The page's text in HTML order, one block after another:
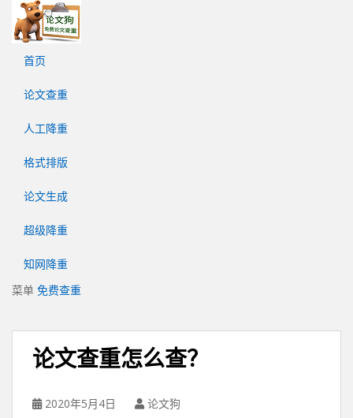
首页
论文查重
人工降重
格式排版
论文生成
超级降重
知网降重
菜单 免费查重
论文查重怎么查？
2020年5月4日 论文狗